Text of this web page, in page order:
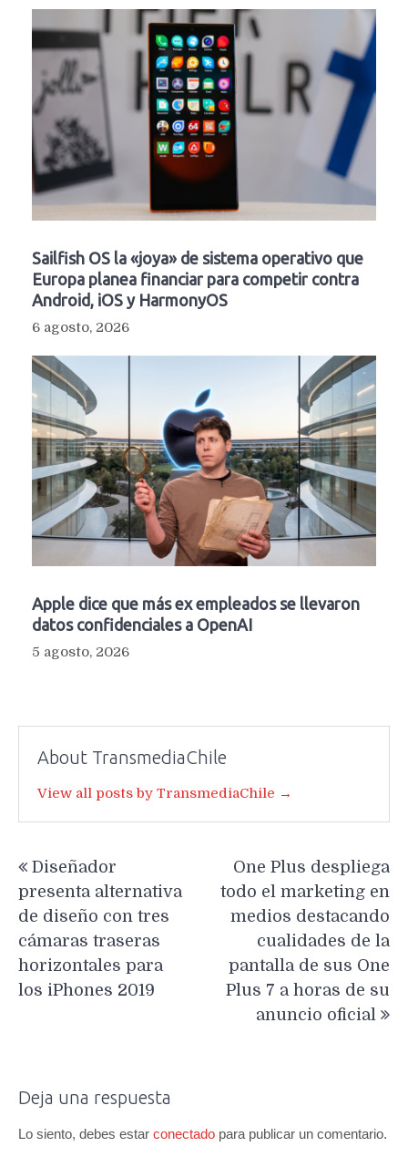
Sailfish OS la «joya» de sistema operativo que
Europa planea financiar para competir contra
Android, iOS y HarmonyOS
6 agosto, 2026
Apple dice que más ex empleados se llevaron
datos confidenciales a OpenAI
5 agosto, 2026
About TransmediaChile
View all posts by TransmediaChile →
entradas
Diseñador
presenta alternativa
de diseño con tres
cámaras traseras
horizontales para
los iPhones 2019
One Plus despliega
todo el marketing en
medios destacando
cualidades de la
pantalla de sus One
Plus 7 a horas de su
anuncio oficial
Deja una respuesta
Lo siento, debes estar conectado para publicar un comentario.